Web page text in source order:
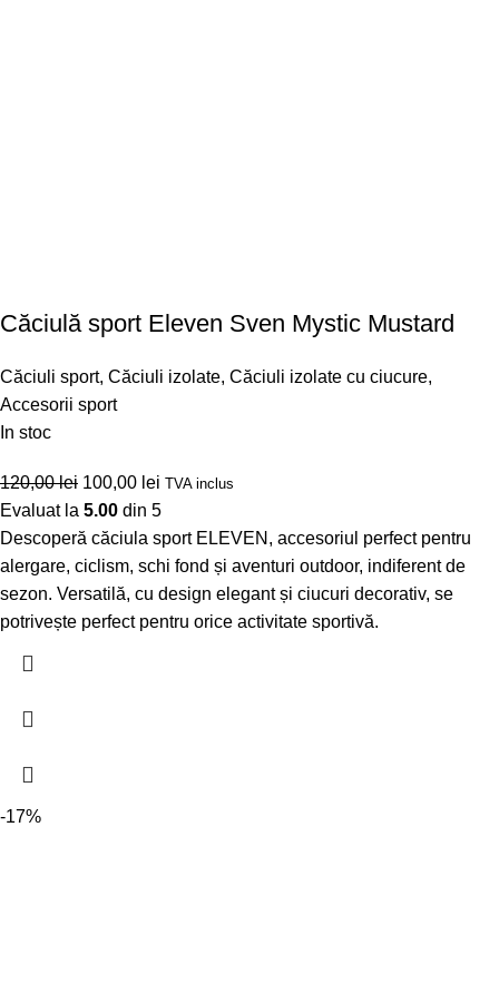
Căciulă sport Eleven Sven Mystic Mustard
Căciuli sport, Căciuli izolate, Căciuli izolate cu ciucure,
Accesorii sport
In stoc
120,00lei 100,00 lei TVA inclus
Evaluat la 5.00 din 5
Descoperă căciula sport ELEVEN, accesoriul perfect pentru
alergare, ciclism, schi fond și aventuri outdoor, indiferent de
sezon. Versatilă, cu design elegant și ciucuri decorativ, se
potrivește perfect pentru orice activitate sportivă.
-17%